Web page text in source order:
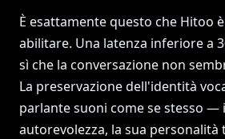
È esattamente questo che Hitoo
abilitare. Una latenza inferiore a
sì che la conversazione non
La preservazione dell'identità
parlante suoni come se stesso —
autorevolezza, la sua personalità